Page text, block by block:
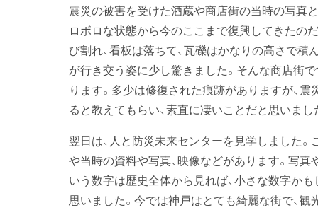
震災の被害を受けた酒蔵や商店街の当時の写真
ロボロな状態から今のここまで復興してきたの
び割れ、看板は落ちて、瓦礫はかなりの高さで積
が行き交う姿に少し驚きました。そんな商店街
ります。多少は修復された痕跡がありますが、
ると教えてもらい、素直に凄いことだと思いまし
翌日は、人と防災未来センターを見学しました
や当時の資料や写真、映像などがあります。写
いう数字は歴史全体から見れば、小さな数字か
思いました。今では神戸はとても綺麗な街で、